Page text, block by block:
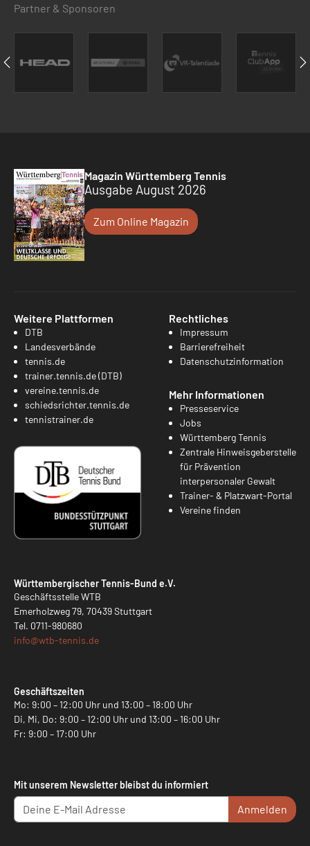
Partner & Sponsoren
Magazin Württemberg Tennis
Ausgabe August 2026
Zum Online Magazin
Weitere Plattformen
DTB
Landesverbände
tennis.de
trainer.tennis.de (DTB)
vereine.tennis.de
schiedsrichter.tennis.de
tennistrainer.de
Rechtliches
Impressum
Barrierefreiheit
Datenschutzinformation
Mehr Informationen
Presseservice
Jobs
Württemberg Tennis
Zentrale Hinweisgeberstelle
für Prävention
interpersonaler Gewalt
Trainer- & Platzwart-Portal
Vereine finden
Württembergischer Tennis-Bund e.V.
Geschäftsstelle WTB
Emerholzweg 79, 70439 Stuttgart
Tel. 0711-980680
info@wtb-tennis.de
Geschäftszeiten
Mo: 9:00 – 12:00 Uhr und 13:00 – 18:00 Uhr
Di, Mi, Do: 9:00 – 12:00 Uhr und 13:00 – 16:00 Uhr
Fr: 9:00 – 17:00 Uhr
Mit unserem Newsletter bleibst du informiert
Anmelden